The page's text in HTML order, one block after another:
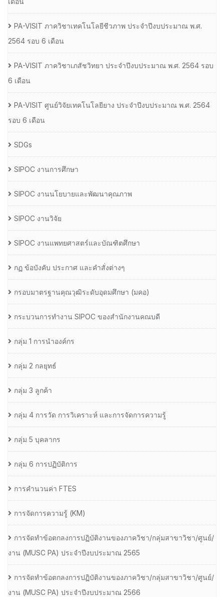
PA-VISIT ภาควิชาเทคโนโลยีชีวภาพ ประจำปีงบประมาณ พ.ศ.
2564 รอบ 6 เดือน
PA-VISIT ภาควิชาเภสัชวิทยา ประจำปีงบประมาณ พ.ศ. 2564 รอบ
6 เดือน
PA-VISIT ศูนย์วิจัยเทคโนโลยียาง ประจำปีงบประมาณ พ.ศ. 2564
รอบ 6 เดือน
SDGs
SIPOC งานการศึกษา
SIPOC งานนโยบายและพัฒนาคุณภาพ
SIPOC งานวิจัย
SIPOC งานแพทยศาสตร์และบัณฑิตศึกษา
กฏ ข้อบังคับ ประกาศ และคำสั่งต่างๆ
กรอบมาตรฐานคุณวุฒิระดับอุดมศึกษา (มคอ)
กระบวนการทำงาน SIPOC ของสำนักงานคณบดี
กลุ่ม 1 การนำองค์กร
กลุ่ม 2 กลยุทธ์
กลุ่ม 3 ลูกค้า
กลุ่ม 4 การวัด การวิเคราะห์ และการจัดการความรู้
กลุ่ม 5 บุคลากร
กลุ่ม 6 การปฏิบัติการ
การคำนวนค่า FTES
การจัดการความรู้ (KM)
การจัดทำข้อตกลงการปฏิบัติงานของภาควิชา/กลุ่มสาขาวิชา/ศูนย์/
งาน (MUSC PA) ประจำปีงบประมาณ 2565
การจัดทำข้อตกลงการปฏิบัติงานของภาควิชา/กลุ่มสาขาวิชา/ศูนย์/
งาน (MUSC PA) ประจำปีงบประมาณ 2566